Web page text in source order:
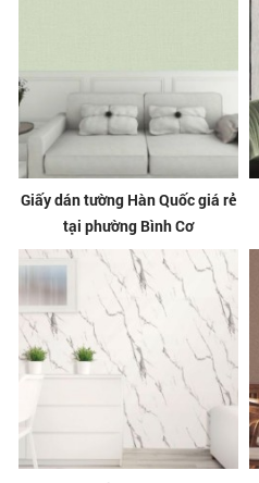
Giấy dán tường Hàn Quốc giá rẻ
tại phường Bình Cơ